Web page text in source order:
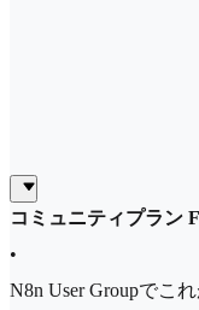
コミュニティプラン
•
N8n User Groupでこ